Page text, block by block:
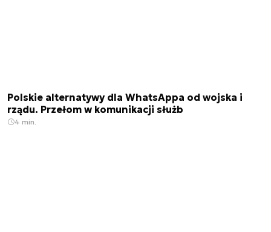
Polskie alternatywy dla WhatsAppa od wojska i
rządu. Przełom w komunikacji służb
4 min.